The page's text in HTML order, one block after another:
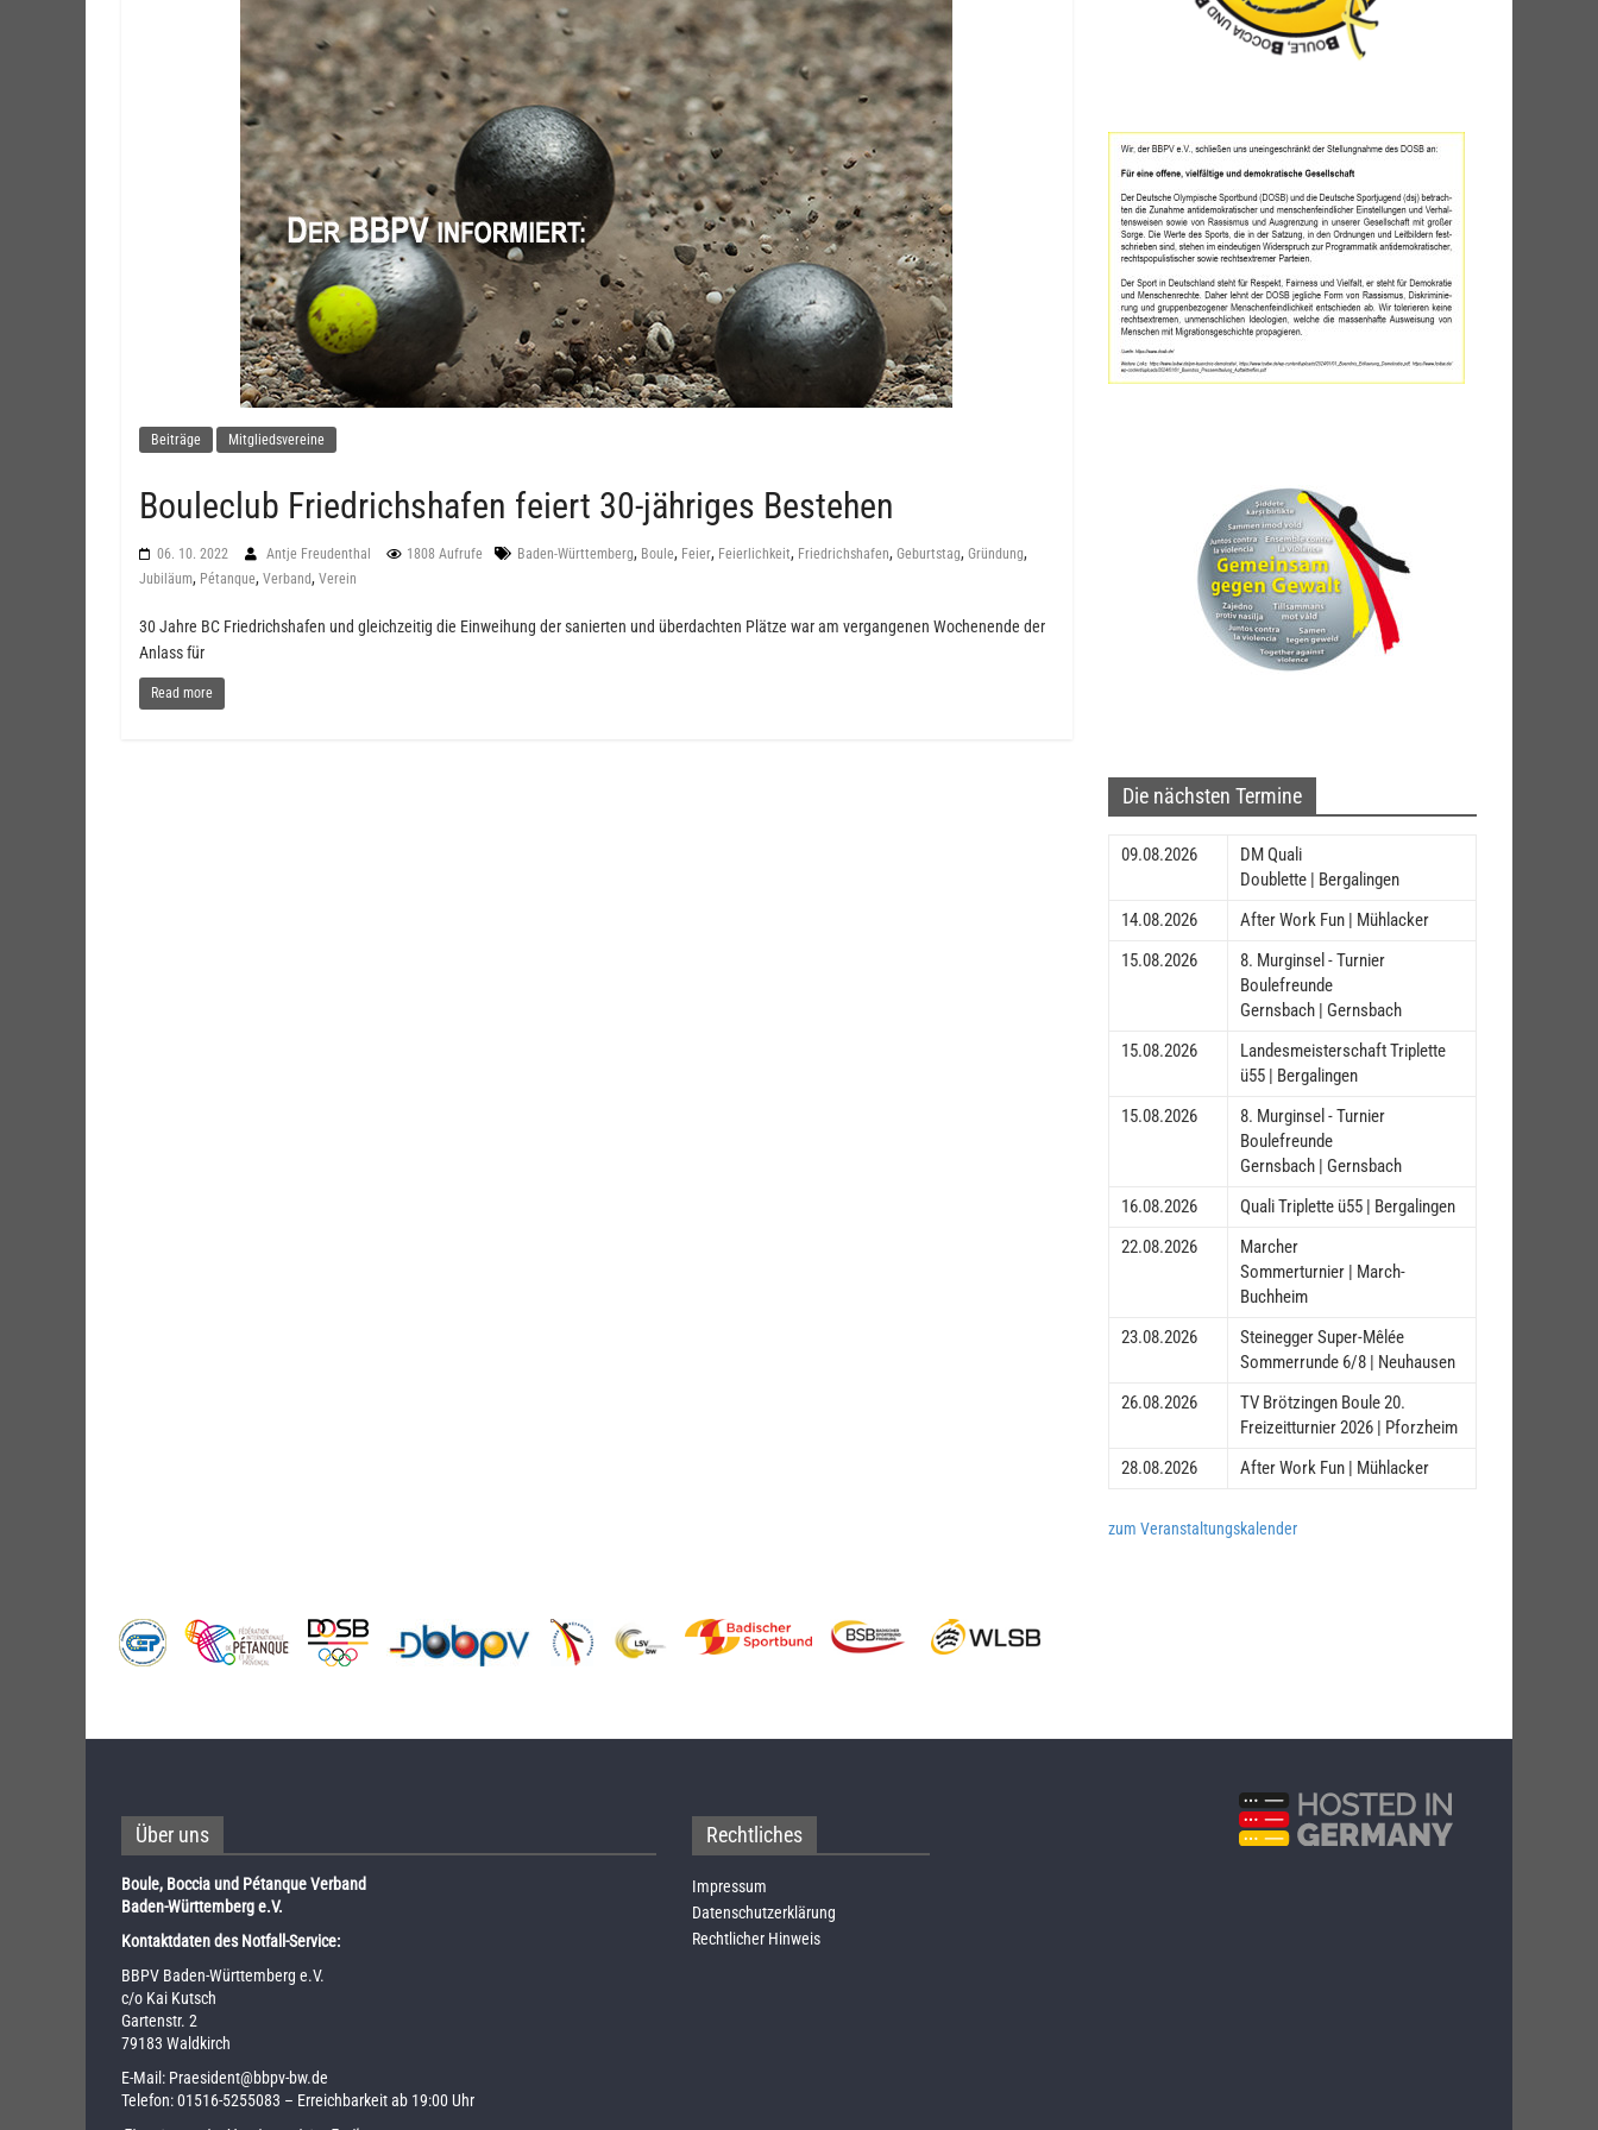
Beiträge Mitgliedsvereine
Bouleclub Friedrichshafen feiert 30-jähriges Bestehen
06. 10. 2022 Antje Freudenthal 1808 Aufrufe Baden-Württemberg, Boule, Feier, Feierlichkeit, Friedrichshafen, Geburtstag, Gründung,
Jubiläum, Pétanque, Verband, Verein
30 Jahre BC Friedrichshafen und gleichzeitig die Einweihung der sanierten und überdachten Plätze war am vergangenen Wochenende der
Anlass für
Read more
Die nächsten Termine
09.08.2026
DM Quali
Doublette | Bergalingen
14.08.2026
After Work Fun | Mühlacker
15.08.2026
8. Murginsel - Turnier
Boulefreunde
Gernsbach | Gernsbach
15.08.2026
Landesmeisterschaft Triplette
ü55 | Bergalingen
15.08.2026
8. Murginsel - Turnier
Boulefreunde
Gernsbach | Gernsbach
16.08.2026
Quali Triplette ü55 | Bergalingen
22.08.2026
Marcher
Sommerturnier | March-
Buchheim
23.08.2026
Steinegger Super-Mêlée
Sommerrunde 6/8 | Neuhausen
26.08.2026
TV Brötzingen Boule 20.
Freizeitturnier 2026 | Pforzheim
28.08.2026
After Work Fun | Mühlacker
zum Veranstaltungskalender
Über uns
Boule, Boccia und Pétanque Verband
Baden-Württemberg e.V.
Kontaktdaten des Notfall-Service:
BBPV Baden-Württemberg e.V.
c/o Kai Kutsch
Gartenstr. 2
79183 Waldkirch
E-Mail: Praesident@bbpv-bw.de
Telefon:01516-5255083 – Erreichbarkeit ab 19:00 Uhr
Rechtliches
Impressum
Datenschutzerklärung
Rechtlicher Hinweis